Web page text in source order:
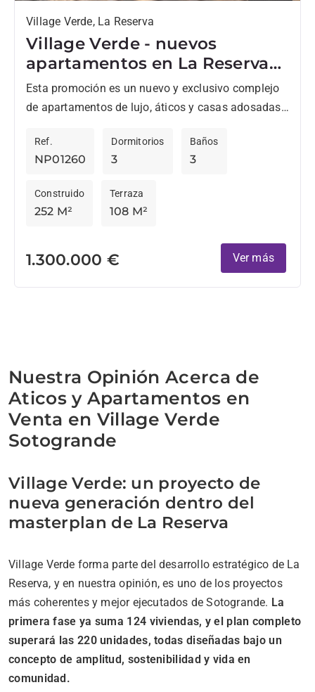
Village Verde, La Reserva
Village Verde - nuevos
apartamentos en La Reserva
en Fase 2
Esta promoción es un nuevo y exclusivo complejo
de apartamentos de lujo, áticos y casas adosadas
Sotogrande....
NP01260
Ref.
3
Dormitorios
3
Baños
252 M²
Construido
108 M²
Terraza
1.300.000 € Ver más
Nuestra Opinión Acerca de
Aticos y Apartamentos en
Venta en Village Verde
Sotogrande
Village Verde: un proyecto de
nueva generación dentro del
masterplan de La Reserva
Village Verde forma parte del desarrollo estratégico de La
Reserva, y en nuestra opinión, es uno de los proyectos
más coherentes y mejor ejecutados de Sotogrande. La
primera fase ya suma 124 viviendas, y el plan completo
superará las 220 unidades, todas diseñadas bajo un
concepto de amplitud, sostenibilidad y vida en
comunidad.